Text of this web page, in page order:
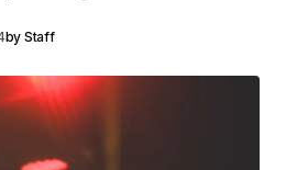
by Staff